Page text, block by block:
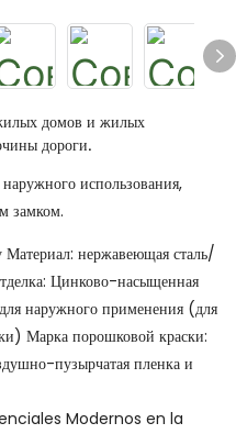
домов и жилых
дороги.
использования,
замком.
Материал: нержавеющая сталь/
Цинково-насыщенная
наружного применения (для
Марка порошковой краски:
пузырчатая пленка и
Modernos en la